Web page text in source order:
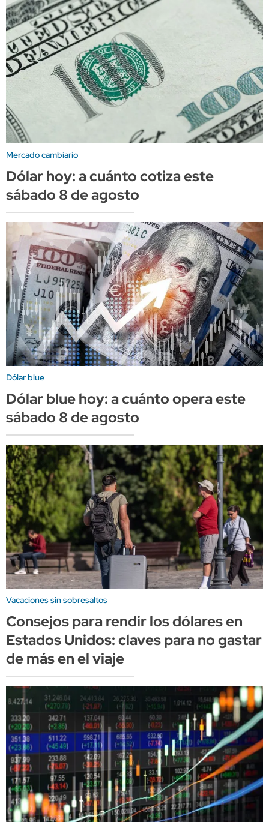
Mercado cambiario
Dólar hoy: a cuánto cotiza este
sábado 8 de agosto
Dólar blue
Dólar blue hoy: a cuánto opera este
sábado 8 de agosto
Vacaciones sin sobresaltos
Consejos para rendir los dólares en
Estados Unidos: claves para no gastar
de más en el viaje